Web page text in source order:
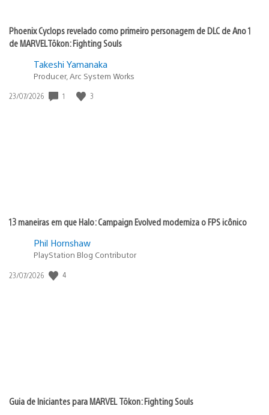
Phoenix Cyclops revelado como primeiro personagem de DLC de Ano 1
de MARVEL Tōkon: Fighting Souls
Takeshi Yamanaka
Producer, Arc System Works
Data
23/07/2026 1 3
13 maneiras em que Halo: Campaign Evolved moderniza o FPS icônico
Phil Hornshaw
PlayStation Blog Contributor
Data
23/07/2026 4
Guia de Iniciantes para MARVEL Tōkon: Fighting Souls